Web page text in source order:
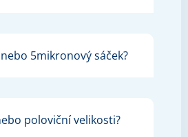
5mikronový sáček?
poloviční velikosti?